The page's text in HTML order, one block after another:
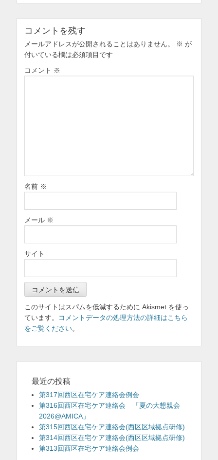
シ
ョ
ン
コメントを残す
メールアドレスが公開されることはありません。 ※ が
付いている欄は必須項目です
コメント ※
名前 ※
メール ※
サイト
このサイトはスパムを低減するために Akismet を使っ
ています。
コメントデータの処理方法の詳細はこちら
をご覧ください。
最近の投稿
第317回西区在宅ケア連絡会例会
第316回西区在宅ケア連絡会 「夏の大懇親会
2026@AMICA」
第315回西区在宅ケア連絡会(西区区域拠点研修)
第314回西区在宅ケア連絡会(西区区域拠点研修)
第313回西区在宅ケア連絡会例会